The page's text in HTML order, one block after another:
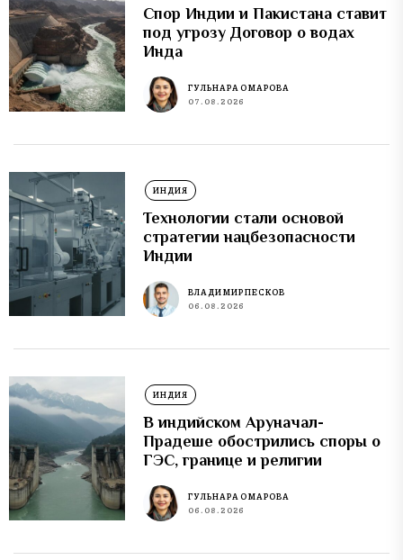
Спор Индии и Пакистана ставит
под угрозу Договор о водах
Инда
ГУЛЬНАРА ОМАРОВА
07.08.2026
ИНДИЯ
Технологии стали основой
стратегии нацбезопасности
Индии
ВЛАДИМИР ПЕСКОВ
06.08.2026
ИНДИЯ
В индийском Аруначал-
Прадеше обострились споры о
ГЭС, границе и религии
ГУЛЬНАРА ОМАРОВА
06.08.2026